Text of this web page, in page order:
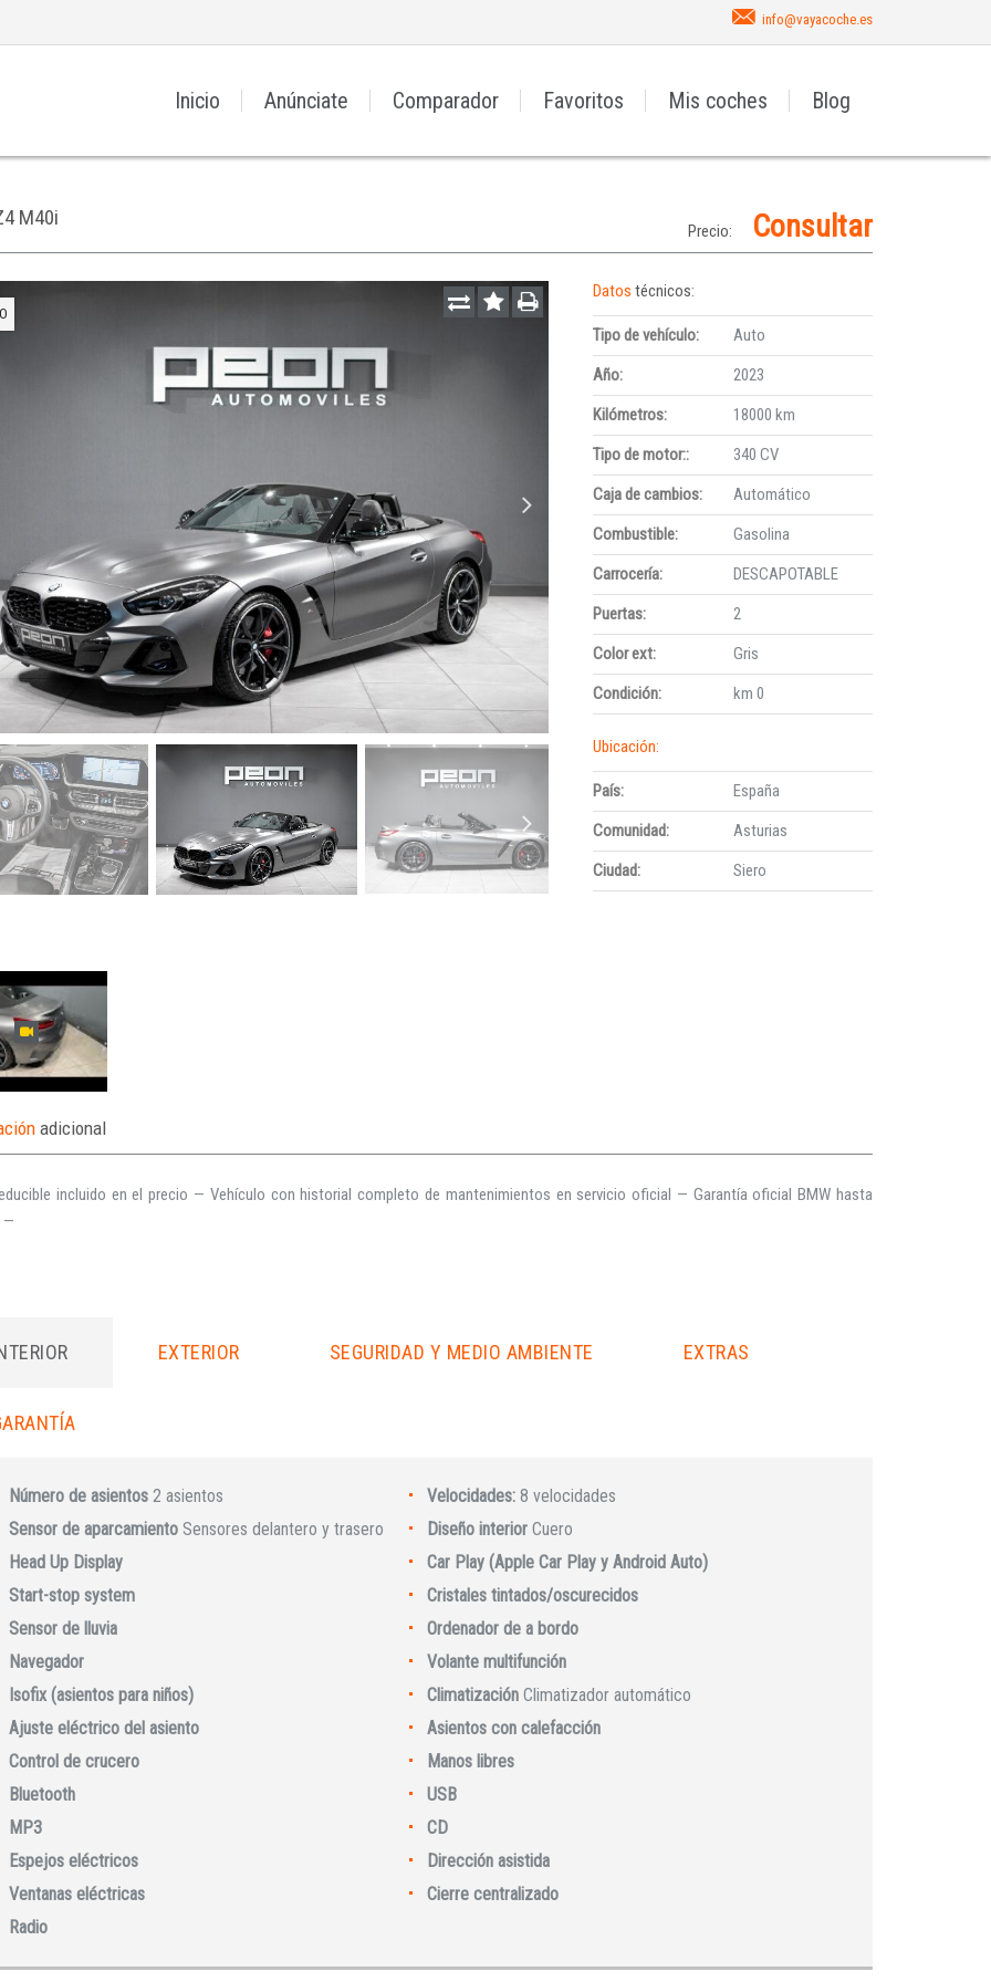
info@vayacoche.es
Inicio Anúnciate Comparador Favoritos Mis coches Blog
M40i
Precio: Consultar
Datostécnicos:
Tipo de vehículo:
Auto
Año:
2023
Kilómetros:
18000 km
Tipo de motor::
340 CV
Caja de cambios:
Automático
Combustible:
Gasolina
Carrocería:
DESCAPOTABLE
Puertas:
2
Color ext:
Gris
Condición:
km 0
Ubicación:
País:
España
Comunidad:
Asturias
Ciudad:
Siero
adicional
incluido en el precio — Vehículo con historial completo de mantenimientos en servicio oficial — Garantía oficial BMW hasta
—
EXTERIOR SEGURIDAD Y MEDIO AMBIENTE EXTRAS
Número de asientos 2 asientos Velocidades: 8 velocidades
Sensor de aparcamiento Sensores delantero y trasero Diseño interior Cuero
Head Up Display
Car Play (Apple Car Play y Android Auto)
Start-stop system
Cristales tintados/oscurecidos
Sensor de lluvia
Ordenador de a bordo
Navegador
Volante multifunción
Isofix (asientos para niños)
ClimatizaciónClimatizador automático
Ajuste eléctrico del asiento
Asientos con calefacción
Control de crucero
Manos libres
Bluetooth
USB
MP3
CD
Espejos eléctricos
Dirección asistida
Ventanas eléctricas
Cierre centralizado
Radio